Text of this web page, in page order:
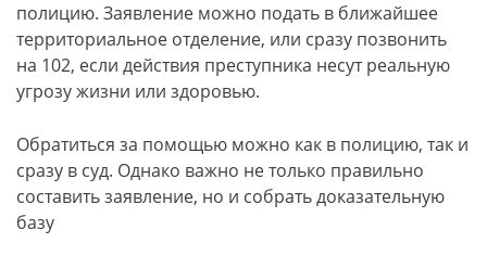
полицию. Заявление можно подать в ближайшее
территориальное отделение, или сразу позвонить
на 102, если действия преступника несут реальную
угрозу жизни или здоровью.
Обратиться за помощью можно как в полицию, так и
сразу в суд. Однако важно не только правильно
составить заявление, но и собрать доказательную
базу